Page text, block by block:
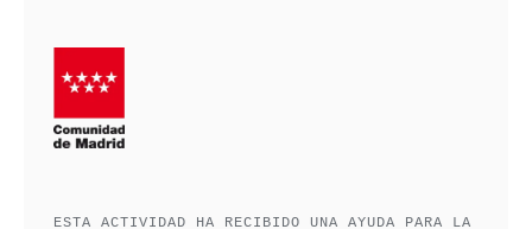
ESTA ACTIVIDAD HA RECIBIDO UNA AYUDA PARA LA